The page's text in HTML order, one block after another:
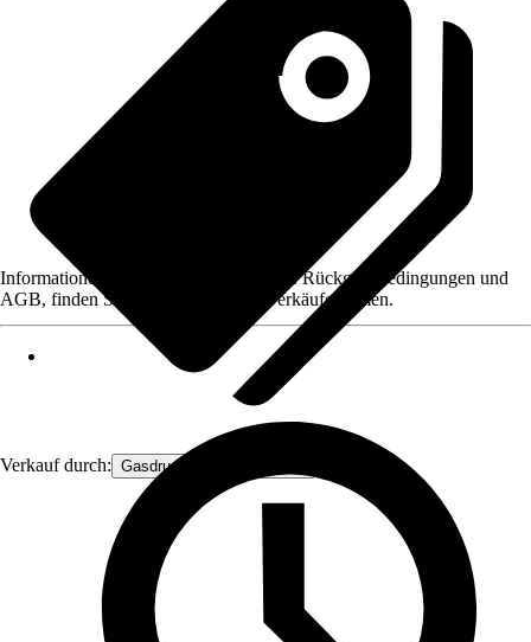
Verkauf durch: Gasdruckfeder Großhandel
Informationen des Verkäufers, wie z. B. Rückgabebedingungen und
AGB, finden Sie bei Klick auf den Verkäufernamen.